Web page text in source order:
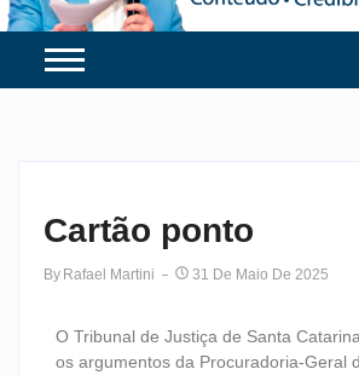
Cartão ponto
By Rafael Martini 31 De Maio De 2025
O Tribunal de Justiça de Santa
os argumentos da Procuradoria-Geral